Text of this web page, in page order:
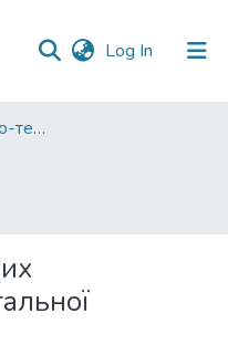
Log In (current)
Факультет інженерно-технологічний